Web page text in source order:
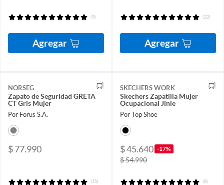
(9)
Agregar
(22)
Agregar
NORSEG
Zapato de Seguridad GRETA
CT Gris Mujer
Por Forus S.A.
$ 77.990
(15)
SKECHERS WORK
Skechers Zapatilla Mujer
Ocupacional Jinie
Por Top Shoe
$ 45.640 -17%
$ 54.990
(8)